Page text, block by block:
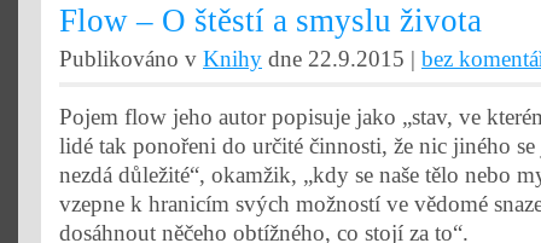
Flow – O štěstí a smyslu života
Publikováno v Knihy dne 22.9.2015 | bez
Pojem flow jeho autor popisuje jako „stav, ve
lidé tak ponořeni do určité činnosti, že nic jiného
nezdá důležité“, okamžik, „kdy se naše tělo nebo
vzepne k hranicím svých možností ve vědomé
dosáhnout něčeho obtížného, co stojí za to“.